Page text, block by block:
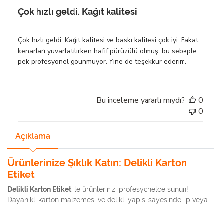
Çok hızlı geldi. Kağıt kalitesi
Çok hızlı geldi. Kağıt kalitesi ve baskı kalitesi çok iyi. Fakat
kenarları yuvarlatılırken hafif pürüzülü olmuş, bu sebeple
pek profesyonel göünmüyor. Yine de teşekkür ederim.
Bu inceleme yararlı mıydı?
0
0
Açıklama
Ürünlerinize Şıklık Katın: Delikli Karton
Etiket
Delikli Karton Etiket ile ürünlerinizi profesyonelce sunun!
Dayanıklı karton malzemesi ve delikli yapısı sayesinde, ip veya